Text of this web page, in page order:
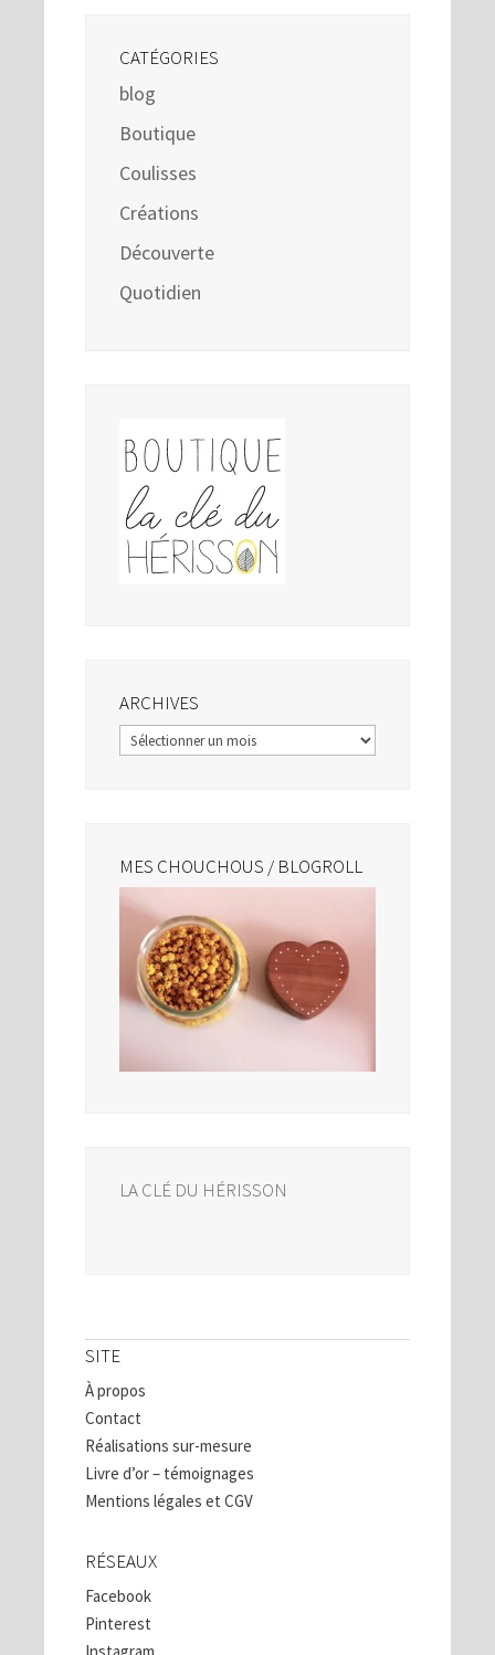
CATÉGORIES
blog
Boutique
Coulisses
Créations
Découverte
Quotidien
ARCHIVES
Archives
MES CHOUCHOUS / BLOGROLL
LA CLÉ DU HÉRISSON
SITE
À propos
Contact
Réalisations sur-mesure
Livre d’or – témoignages
Mentions légales et CGV
RÉSEAUX
Facebook
Pinterest
Instagram